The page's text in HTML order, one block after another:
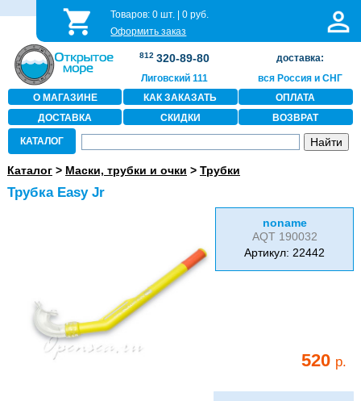
Товаров:0 шт. |0 руб.
Оформить заказ
812 320-89-80
Лиговский 111
доставка:
вся Россия и СНГ
О МАГАЗИНЕ
КАК ЗАКАЗАТЬ
ОПЛАТА
ДОСТАВКА
СКИДКИ ВОЗВРАТ
КАТАЛОГ
Каталог> Маски, трубки и очки > Трубки
Трубка Easy Jr
noname
AQT 190032
Артикул: 22442
520 р.